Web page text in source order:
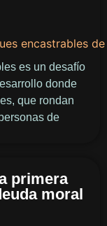
es un desafío
donde
que rondan
de
primera
moral